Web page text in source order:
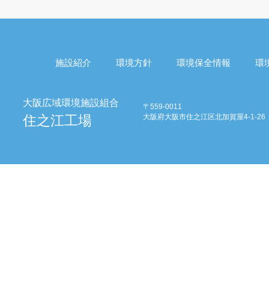
施設紹介 環境方針 環境保全情報 環
〒559-0011
大阪府大阪市住之江区北加賀屋4-1-26